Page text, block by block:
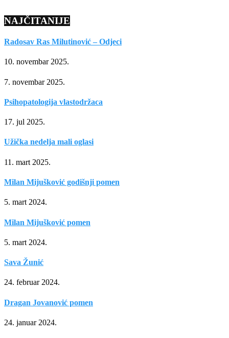
NAJČITANIJE
Radosav Ras Milutinović – Odjeci
10. novembar 2025.
7. novembar 2025.
Psihopatologija vlastodržaca
17. jul 2025.
Užička nedelja mali oglasi
11. mart 2025.
Milan Mijušković godišnji pomen
5. mart 2024.
Milan Mijušković pomen
5. mart 2024.
Sava Žunić
24. februar 2024.
Dragan Jovanović pomen
24. januar 2024.